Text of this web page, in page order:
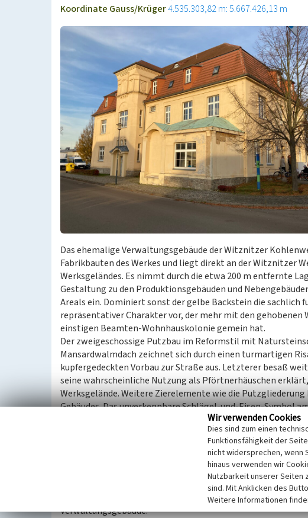
Koordinate Gauss/Krüger4.535.303,82 m: 5.667.426,13 m
Das ehemalige Verwaltungsgebäude der Witznitzer
Fabrikbauten des Werkes und liegt direkt an der Witznitzer
Werksgeländes. Es nimmt durch die etwa 200 m entfernte
Gestaltung zu den Produktionsgebäuden und
Areals ein. Dominiert sonst der gelbe Backstein die
repräsentativer Charakter vor, der mehr mit den gehobenen
einstigen Beamten-Wohnhauskolonie gemein hat.
Der zweigeschossige Putzbau im Reformstil mit
Mansardwalmdach zeichnet sich durch einen turmartigen
kupfergedeckten Vorbau zur Straße aus. Letzterer besaß
seine wahrscheinliche Nutzung als Pförtnerhäuschen
Werksgelände. Weitere Zierelemente wie die
Gebäudes. Das unverkennbare Schlägel-und-Eisen-Symbol
Mit dem Ende des Werkbetriebes zu Beginn der 1990er
obsolet. Durch die Umnutzung für Bildunsgzwecke seit den
Zusammen mit weiteren überlieferten Gebäuden der
herausragendes Zeugnis der Braunkohlenindustrie dar. Es
die primären Produktionsstätten bezeugt, sondern auch
die solch ein großes Industrieunternehmen benötigte – von
Verwaltungsgebäude.
Wir verwenden Cookies
Dies sind zum einen
Funktionsfähigkeit der
nicht widersprechen, wenn
hinaus verwenden wir
Nutzbarkeit unserer Seiten
sind. Mit Anklicken des
Weitere Informationen